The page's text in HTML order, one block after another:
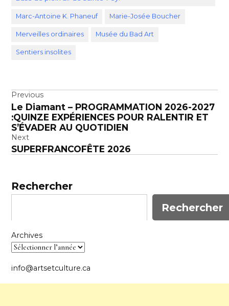
Marc-Antoine K. Phaneuf Marie-Josée Boucher
Merveilles ordinaires Musée du Bad Art
Sentiers insolites
Navigation
de
l’article
Previous
Le Diamant – PROGRAMMATION 2026-2027
:QUINZE EXPÉRIENCES POUR RALENTIR ET
S’ÉVADER AU QUOTIDIEN
Next
SUPERFRANCOFÊTE 2026
Rechercher
Rechercher
Archives
info@artsetculture.ca